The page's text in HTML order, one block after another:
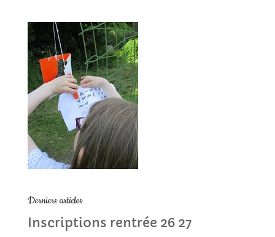
Derniers articles
Inscriptions rentrée 26 27